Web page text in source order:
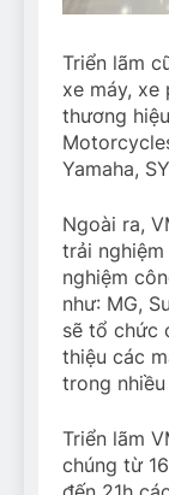
Triển lãm
xe máy,
thương
Yamaha,
Ngoài ra,
trải
nghiệm
như: MG,
sẽ tổ chức
thiệu các
trong
Triển lãm
chúng từ